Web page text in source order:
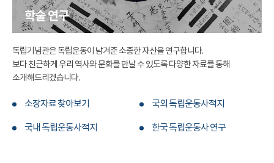
학술 연구
독립기념관은 독립운동이 남겨준 소중한 자산을 연구합니다.
보다 친근하게 우리 역사와 문화를 만날 수 있도록 다양한 자료를 통해
소개해드리겠습니다.
소장자료 찾아보기 국외 독립운동사적지
국내 독립운동사적지 한국 독립운동사 연구